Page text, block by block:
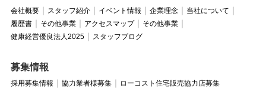
会社概要 スタッフ紹介 イベント情報 企業理念
当社について
履歴書
その他事業 アクセスマップ
その他事業
健康経営優良法人2025
スタッフブログ
募集情報
採用募集情報 協力業者様募集 ローコスト住宅販売協力店募集